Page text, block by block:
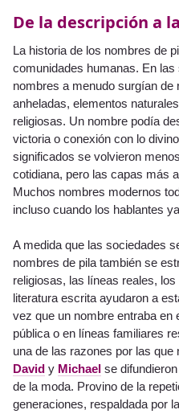
De la descripción a
La historia de los nombres de
comunidades humanas. En
nombres a menudo surgían
anheladas, elementos
religiosas. Un nombre podía
victoria o conexión con lo
significados se volvieron
cotidiana, pero las capas más
Muchos nombres modernos
incluso cuando los hablantes
A medida que las sociedades
nombres de pila también se
religiosas, las líneas reales,
literatura escrita ayudaron a
vez que un nombre entraba en
pública o en líneas familiares
una de las razones por las que
David y Michael se
de la moda. Provino de la
generaciones, respaldada por